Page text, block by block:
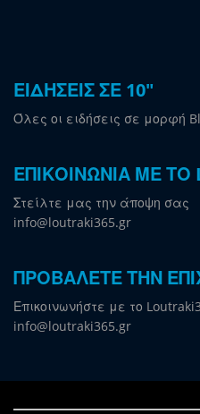
ΕΙΔΗΣΕΙΣ ΣΕ 10"
Όλες οι ειδήσεις σε μορφή
ΕΠΙΚΟΙΝΩΝΙΑ ΜΕ ΤΟ
Στείλτε μας την άποψη σας
info@loutraki365.gr
ΠΡΟΒΑΛΕΤΕ ΤΗΝ
Επικοινωνήστε με το
info@loutraki365.gr